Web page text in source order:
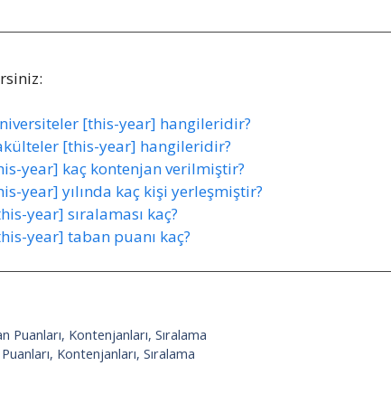
[this-year] hangileridir?
[this-year] hangileridir?
year] kaç kontenjan verilmiştir?
year] yılında kaç kişi yerleşmiştir?
year] sıralaması kaç?
year] taban puanı kaç?
Kontenjanları, Sıralama
Kontenjanları, Sıralama